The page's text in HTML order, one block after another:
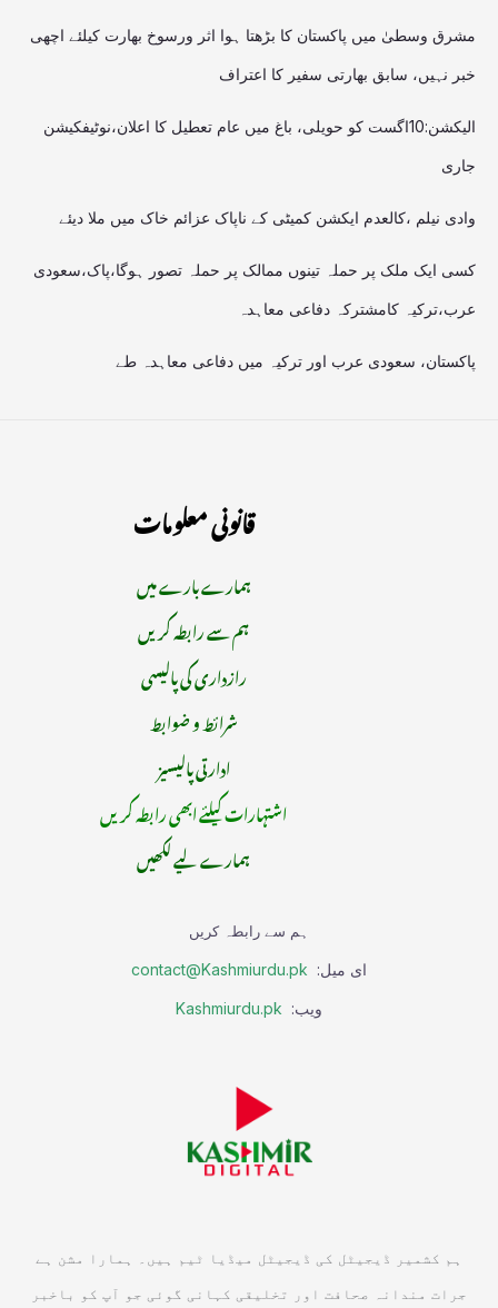
مشرق وسطیٰ میں پاکستان کا بڑھتا ہوا اثر ورسوخ بھارت کیلئے اچھی
خبر نہیں، سابق بھارتی سفیر کا اعتراف
الیکشن:10اگست کو حویلی، باغ میں عام تعطیل کا اعلان،نوٹیفکیشن
جاری
وادی نیلم ،کالعدم ایکشن کمیٹی کے ناپاک عزائم خاک میں ملا دیئے
کسی ایک ملک پر حملہ تینوں ممالک پر حملہ تصور ہوگا،پاک،سعودی
عرب،ترکیہ کامشترکہ دفاعی معاہدہ
پاکستان، سعودی عرب اور ترکیہ میں دفاعی معاہدہ طے
قانونی معلومات
ہمارے بارے میں
ہم سے رابطہ کریں
رازداری کی پالیسی
شرائط و ضوابط
ادارتی پالیسیز
اشتہارات کیلئے ابھی رابطہ کریں
ہمارے لیے لکھیں
ہم سے رابطہ کریں
ای میل: contact@Kashmiurdu.pk
ویب: Kashmiurdu.pk
ہم کشمیر ڈیجیٹل کی ڈیجیٹل میڈیا ٹیم ہیں۔ ہمارا مشن ہے
جرات مندانہ صحافت اور تخلیقی کہانی گوئی جو آپ کو باخبر